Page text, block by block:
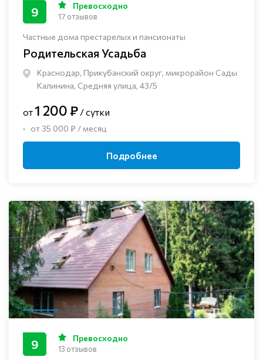
Частные дома престарелых и пансионаты
Родительская Усадьба
Краснодар, Прикубанский округ, микрорайон Сады
Калинина, Средняя улица, 43/5
9 Превосходно
17 отзывов
от1 200 ₽ / сутки
от 35 000 ₽ / месяц
Подробнее
9 Превосходно
13 отзывов